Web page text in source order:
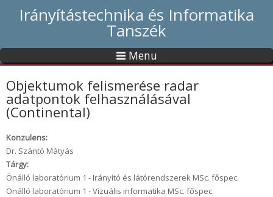
Irányítástechnika és Informatika
Tanszék
Menu
Objektumok felismerése radar
adatpontok felhasználásával
(Continental)
Konzulens:
Dr. Szántó Mátyás
Tárgy:
Önálló laboratórium 1 - Irányító és látórendszerek MSc. főspec.
Önálló laboratórium 1 - Vizuális informatika MSc. főspec.